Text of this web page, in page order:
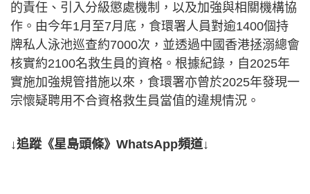
的責任、引入分級懲處機制，以及加強與相關機構協
作。由今年1月至7月底，食環署人員對逾1400個持
牌私人泳池巡查約7000次，並透過中國香港拯溺總會
核實約2100名救生員的資格。根據紀錄，自2025年
實施加強規管措施以來，食環署亦曾於2025年發現一
宗懷疑聘用不合資格救生員當值的違規情況。
↓追蹤《星島頭條》WhatsApp頻道↓